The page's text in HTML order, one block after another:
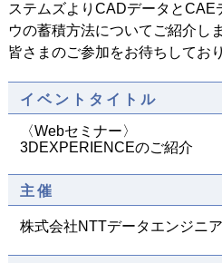
ステムズよりCADデータとCAE
ウの蓄積方法についてご紹介しま
皆さまのご参加をお待ちしてお
イベントタイトル
〈Webセミナー〉
3DEXPERIENCEのご紹介
主催
株式会社NTTデータエンジニ